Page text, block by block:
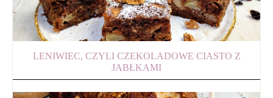
LENIWIEC, CZYLI CZEKOLADOWE CIASTO Z
JABŁKAMI